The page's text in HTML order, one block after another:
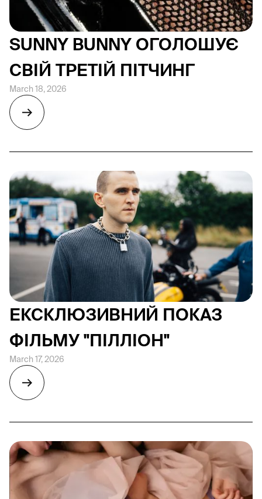
SUNNY BUNNY ОГОЛОШУЄ
СВІЙ ТРЕТІЙ ПІТЧИНГ
March 18, 2026
ЕКСКЛЮЗИВНИЙ ПОКАЗ
ФІЛЬМУ "ПІЛЛІОН"
March 17, 2026